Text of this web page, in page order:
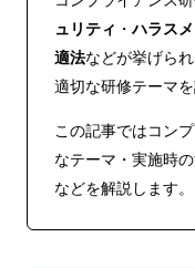
ュリティ ・ハラス
適法などが挙げら
適切な研修テーマを
この記事ではコン
なテーマ・実施時
などを解説します。